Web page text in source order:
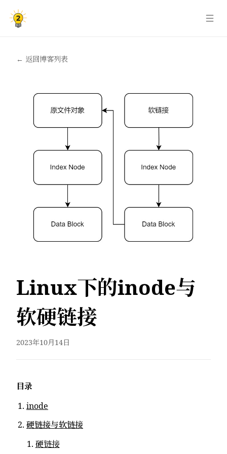
← 返回博客列表
Linux下的inode与
软硬链接
2023年10月14日
目录
inode
硬链接与软链接
硬链接